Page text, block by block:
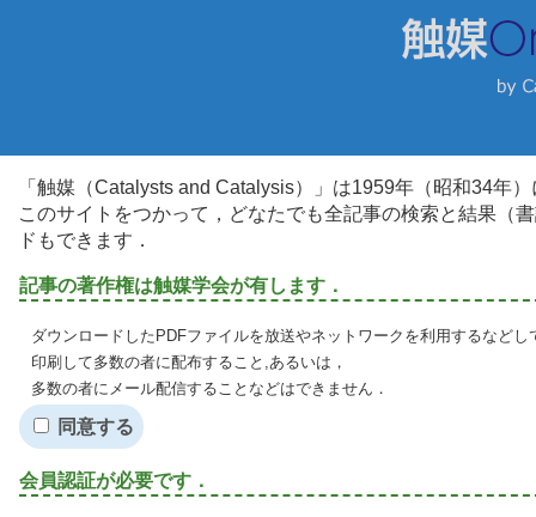
「触媒（Catalysts and Catalysis）」は1959年（昭和34年
このサイトをつかって，どなたでも全記事の検索と結果（
ドもできます．
記事の著作権は触媒学会が有します．
ダウンロードしたPDFファイルを放送やネットワークを利用するなど
印刷して多数の者に配布すること,あるいは，
多数の者にメール配信することなどはできません．
同意する
会員認証が必要です．